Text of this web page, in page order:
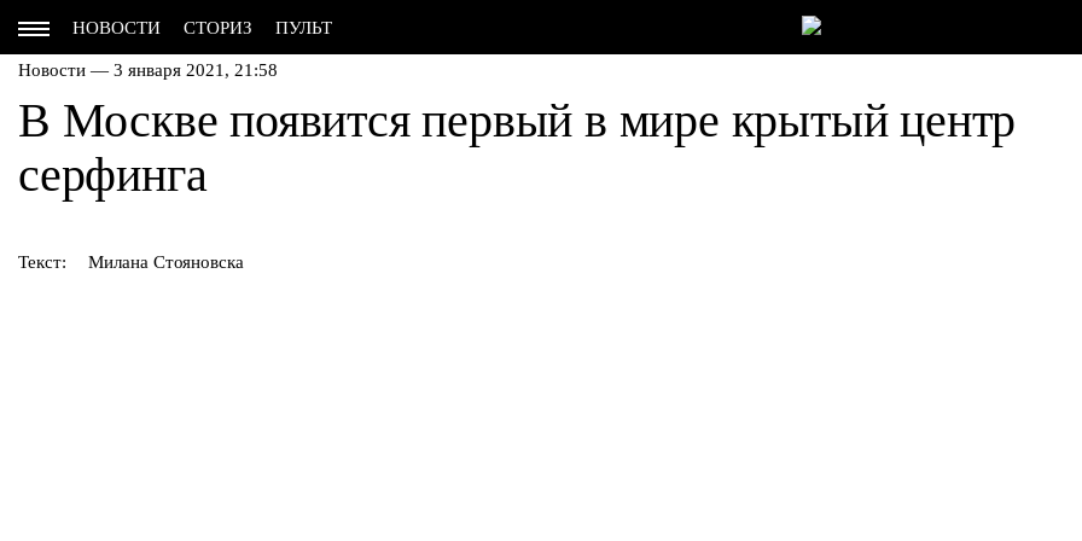
НОВОСТИ СТОРИЗ ПУЛЬТ
Новости — 3 января 2021, 21:58
В Москве появится первый в мире крытый центр
серфинга
Текст: Милана Стояновска